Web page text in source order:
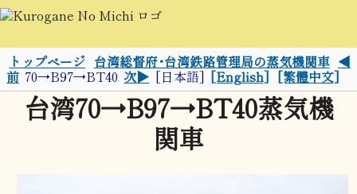
トップページ 台湾総督府･台湾鉄路管理局の蒸気機関車 ◀
前 70→B97→BT40 次▶ [日本語] [English] [繁體中文]
台湾70→B97→BT40蒸気機
関車